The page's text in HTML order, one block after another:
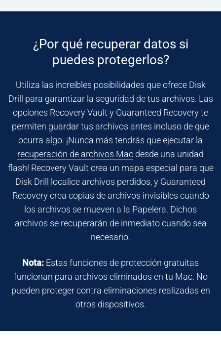
¿Por qué recuperar datos si
puedes protegerlos?
Utiliza las increíbles posibilidades que ofrece Disk
Drill para garantizar la seguridad de tus archivos. Las
opciones Recovery Vault y Guaranteed Recovery te
permiten guardar tus archivos antes incluso de que
ocurra algo. ¡Nunca más tendrás que ejecutar la
recuperación de archivos Mac desde una unidad
flash! Recovery Vault crea un mapa especial para que
Disk Drill localice archivos perdidos, y Guaranteed
Recovery crea copias de archivos invisibles cuando
los archivos se mueven a la Papelera. Dichos
archivos se recuperarán de inmediato cuando sea
necesario.
Nota: Estas funciones de protección gratuitas
funcionan para archivos eliminados en tu Mac. No
pueden proteger contra eliminaciones realizadas en
otros dispositivos.